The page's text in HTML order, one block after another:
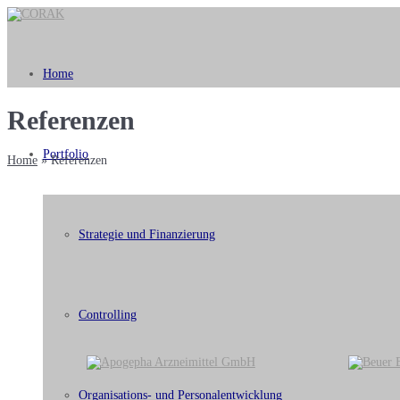
Home
Portfolio
Strategie und Finanzierung
Controlling
Organisations- und Personalentwicklung
Referenzen
Home »Referenzen